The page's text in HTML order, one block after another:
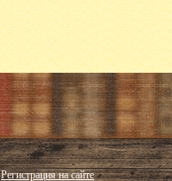
Регистрация на сайте